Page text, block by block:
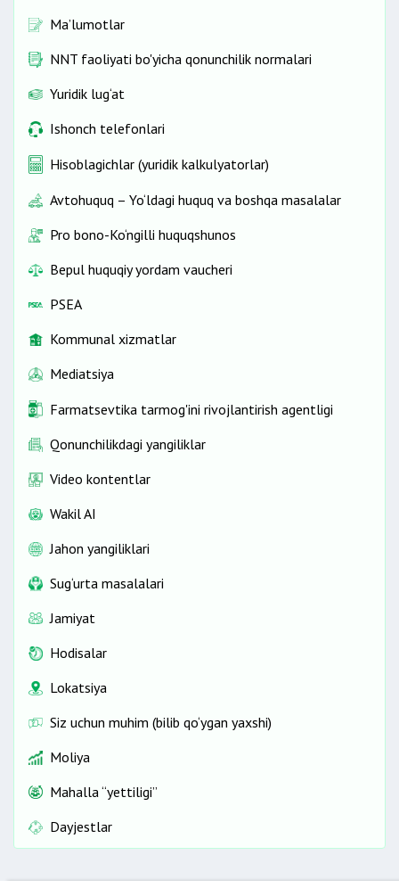
Ma’lumotlar
NNT faoliyati bo'yicha qonunchilik normalari
Yuridik lug‘at
Ishonch telefonlari
Hisoblagichlar (yuridik kalkulyatorlar)
Avtohuquq – Yo‘ldagi huquq va boshqa masalalar
Pro bono-Ko‘ngilli huquqshunos
Bepul huquqiy yordam vaucheri
PSEA
Kommunal xizmatlar
Mediatsiya
Farmatsevtika tarmog'ini rivojlantirish agentligi
Qonunchilikdagi yangiliklar
Video kontentlar
Wakil AI
Jahon yangiliklari
Sug‘urta masalalari
Jamiyat
Hodisalar
Lokatsiya
Siz uchun muhim (bilib qo‘ygan yaxshi)
Moliya
Mahalla “yettiligi”
Dayjestlar